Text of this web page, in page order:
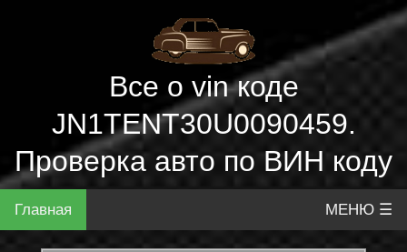
Все о vin коде
JN1TENT30U0090459.
Проверка авто по ВИН коду
Главная МЕНЮ ☰